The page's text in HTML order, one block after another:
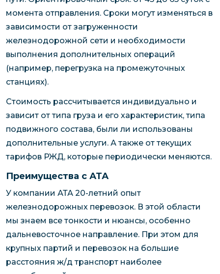
момента отправления. Сроки могут изменяться в
зависимости от загруженности
железнодорожной сети и необходимости
выполнения дополнительных операций
(например, перегрузка на промежуточных
станциях).
Стоимость рассчитывается индивидуально и
зависит от типа груза и его характеристик, типа
подвижного состава, были ли использованы
дополнительные услуги. А также от текущих
тарифов РЖД, которые периодически меняются.
Преимущества с АТА
У компании АТА 20-летний опыт
железнодорожных перевозок. В этой области
мы знаем все тонкости и нюансы, особенно
дальневосточное направление. При этом для
крупных партий и перевозок на большие
расстояния ж/д транспорт наиболее